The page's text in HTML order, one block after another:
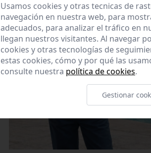
Usamos cookies y otras tecnicas de
navegación en nuestra web, para
adecuados, para analizar el tráfico en
llegan nuestros visitantes. Al navegar
cookies y otras tecnologías de
estas cookies, cómo y por qué las
consulte nuestra política de cookies.
Gestionar